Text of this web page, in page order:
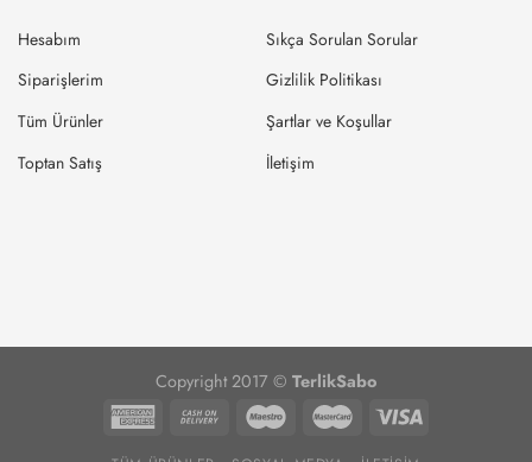
Hesabım
Siparişlerim
Tüm Ürünler
Toptan Satış
Sıkça Sorulan Sorular
Gizlilik Politikası
Şartlar ve Koşullar
İletişim
Copyright 2017 © TerlikSabo